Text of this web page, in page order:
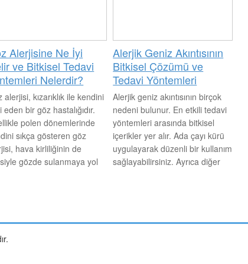
Alerjisine Ne İyi
ve Bitkisel Tedavi
Nelerdir?
alerjisi, kızarıklık ile kendini
eden bir göz hastalığıdır.
polen dönemlerinde
sıkça gösteren göz
hava kirliliğinin de
gözde sulanmaya yol
Alerjik Geniz Akıntısının
Bitkisel Çözümü ve
Tedavi Yöntemleri
Alerjik geniz akıntısının birçok
nedeni bulunur. En etkili tedavi
yöntemleri arasında bitkisel
içerikler yer alır. Ada çayı kürü
uygulayarak düzenli bir kullanım
sağlayabilirsiniz. Ayrıca diğer
destek alınarak ilaç tedavisine